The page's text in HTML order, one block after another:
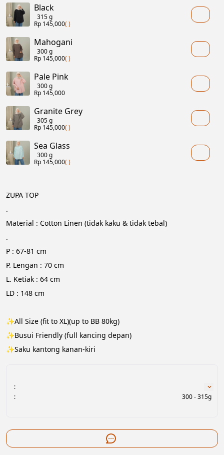
Black
315 g
Rp 145,000( )
Mahogani
300 g
Rp 145,000( )
Pale Pink
300 g
Rp 145,000
Granite Grey
305 g
Rp 145,000( )
Sea Glass
300 g
Rp 145,000( )
ZUPA TOP
.
Material : Cotton Linen (tidak kaku & tidak tebal)
.
P : 67-81 cm
P. Lengan : 70 cm
L. Ketiak : 64 cm
LD : 148 cm
✨All Size (fit to XL)(up to BB 80kg)
✨Busui Friendly (full kancing depan)
✨Saku kantong kanan-kiri
:
:
300 - 315g